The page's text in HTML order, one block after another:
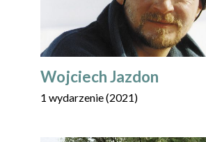
Wojciech Jazdon
1 wydarzenie (2021)